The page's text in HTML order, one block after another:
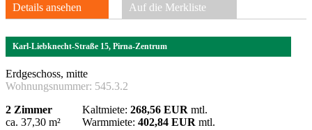
Details ansehen Auf die Merkliste
Karl-Liebknecht-Straße 15, Pirna-Zentrum
Erdgeschoss, mitte
Wohnungsnummer: 545.3.2
2 Zimmer
ca. 37,30 m²
Kaltmiete: 268,56 EUR mtl.
Warmmiete: 402,84 EUR mtl.